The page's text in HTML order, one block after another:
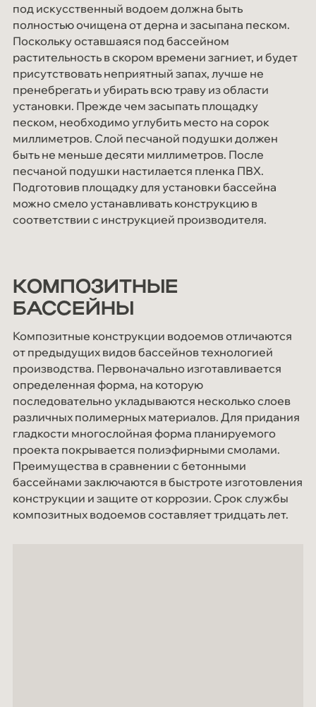
под искусственный водоем должна быть
полностью очищена от дерна и засыпана песком.
Поскольку оставшаяся под бассейном
растительность в скором времени загниет, и будет
присутствовать неприятный запах, лучше не
пренебрегать и убирать всю траву из области
установки. Прежде чем засыпать площадку
песком, необходимо углубить место на сорок
миллиметров. Слой песчаной подушки должен
быть не меньше десяти миллиметров. После
песчаной подушки настилается пленка ПВХ.
Подготовив площадку для установки бассейна
можно смело устанавливать конструкцию в
соответствии с инструкцией производителя.
КОМПОЗИТНЫЕ
БАССЕЙНЫ
Композитные конструкции водоемов отличаются
от предыдущих видов бассейнов технологией
производства. Первоначально изготавливается
определенная форма, на которую
последовательно укладываются несколько слоев
различных полимерных материалов. Для придания
гладкости многослойная форма планируемого
проекта покрывается полиэфирными смолами.
Преимущества в сравнении с бетонными
бассейнами заключаются в быстроте изготовления
конструкции и защите от коррозии. Срок службы
композитных водоемов составляет тридцать лет.